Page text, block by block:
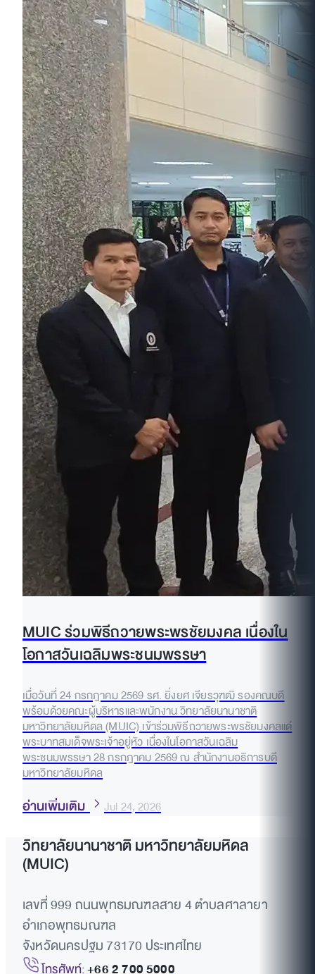
MUIC ร่วมพิธีถวายพระพรชัยมงคล เนื่องใน
โอกาสวันเฉลิมพระชนมพรรษา
เมื่อวันที่ 24 กรกฎาคม 2569 รศ. ยิ่งยศ เจียรวุฑฒิ รองคณบดี
พร้อมด้วยคณะผู้บริหารและพนักงาน วิทยาลัยนานาชาติ
มหาวิทยาลัยมหิดล (MUIC) เข้าร่วมพิธีถวายพระพรชัยมงคลแด่
พระบาทสมเด็จพระเจ้าอยู่หัว เนื่องในโอกาสวันเฉลิม
พระชนมพรรษา 28 กรกฎาคม 2569 ณ สำนักงานอธิการบดี
มหาวิทยาลัยมหิดล
อ่านเพิ่มเติม Jul 24, 2026
วิทยาลัยนานาชาติ มหาวิทยาลัยมหิดล
(MUIC)
เลขที่ 999 ถนนพุทธมณฑลสาย 4 ตำบลศาลายา
อำเภอพุทธมณฑล
จังหวัดนครปฐม 73170 ประเทศไทย
โทรศัพท์:+66 2 700 5000